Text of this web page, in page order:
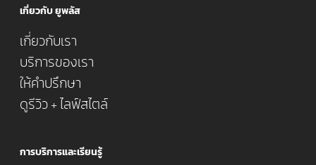
เกี่ยวกับ ยูพลัส
เกี่ยวกับเรา
บริการของเรา
ให้คำปรึกษา
ดูรีวิว + ไลฟ์สไตล์
การบริการและเรียนรู้